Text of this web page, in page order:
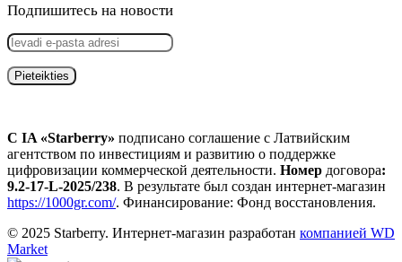
Подпишитесь на новости
С IA «Starberry» подписано соглашение с Латвийским
агентством по инвестициям и развитию о поддержке
цифровизации коммерческой деятельности. Номер договора:
9.2-17-L-2025/238. В результате был создан интернет-магазин
https://1000gr.com/. Финансирование: Фонд восстановления.
© 2025 Starberry. Интернет-магазин разработан компанией WD
Market